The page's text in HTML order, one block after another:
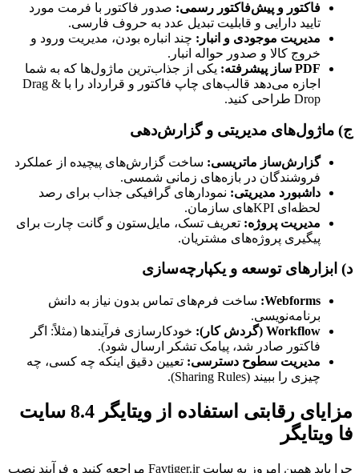
فاکتور و پیش‌فاکتور رسمی: صدور فاکتور با فرمت مورد
تایید دارایی و قابلیت تبدیل عدد به حروف فارسی.
مدیریت موجودی و انبار: چند انباره بودن، مدیریت ورود و
خروج کالا و صدور حواله انبار.
PDF ساز پیشرفته:
یکی از جذاب‌ترین ماژول‌ها که به شما
اجازه می‌دهد قالب‌های چاپ فاکتور و قرارداد را با Drag &
Drop طراحی کنید.
ج) ماژول‌های مدیریتی و گزارش‌دهی
گزارش‌ساز ماتریسی: ساخت گزارش‌های پیچیده از عملکرد
فروشندگان در بازه‌های زمانی شمسی.
داشبورد مدیریتی: نمودارهای گرافیکی جذاب برای رصد
لحظه‌ای KPIهای سازمان.
مدیریت پروژه: تعریف تسک، مایل‌ستون و گانت چارت برای
پیگیری پروژه‌های مشتریان.
د) ابزارهای توسعه و یکپارچه‌سازی
Webforms: ساخت فرم‌های تماس بدون نیاز به دانش
برنامه‌نویسی.
Workflow (گردش کار):
خودکارسازی فرآیندها (مثلاً: اگر
فاکتور صادر شد، پیامک تشکر ارسال شود).
مدیریت سطوح دسترسی: تعیین دقیق اینکه چه کسی، چه
چیزی را ببیند (Sharing Rules).
مزایای رقابتی استفاده از ویتایگر 8.4 سایت
فا ویتایگر
چرا باید همین امروز به سایت Favtiger.ir مراجعه کنید و فرآیند نصب